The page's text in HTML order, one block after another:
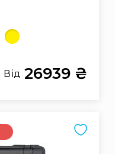
Від 26939 ₴